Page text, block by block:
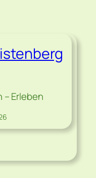
Erleben